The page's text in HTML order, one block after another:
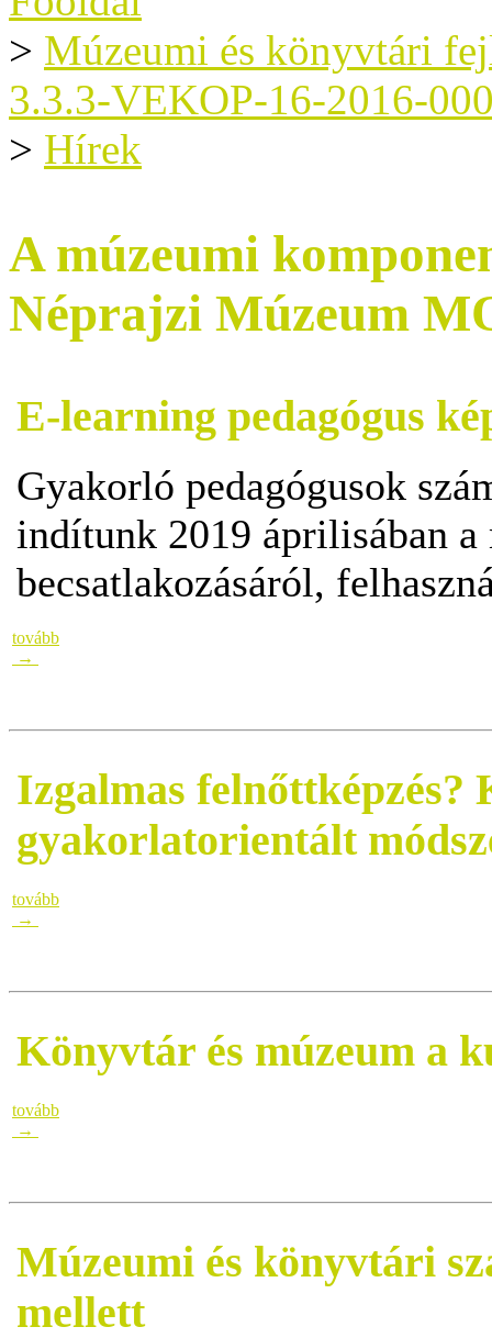
> Múzeumi és könyvtári
3.3.3-VEKOP-16-2016-
> Hírek
A múzeumi
Néprajzi Múzeum
E-learning pedagógus
Gyakorló pedagógusok
indítunk 2019 áprilisában
becsatlakozásáról,
tovább
→
Izgalmas felnőttképzés?
gyakorlatorientált
tovább
→
Könyvtár és múzeum a
tovább
→
Múzeumi és könyvtári
mellett